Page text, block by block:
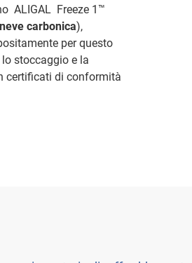
ALIGAL Freeze 1™
neve carbonica),
per questo
stoccaggio e la
certificati di conformità